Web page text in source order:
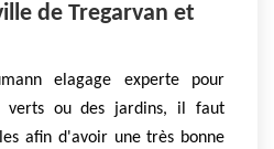
de Tregarvan et
elagage experte pour
verts ou des jardins, il faut
afin d'avoir une très bonne